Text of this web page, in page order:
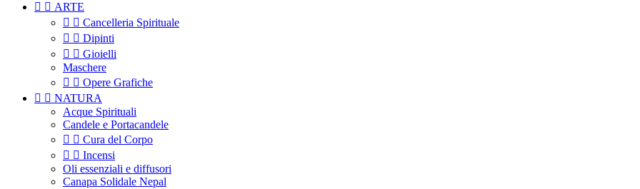
  ARTE
  Cancelleria Spirituale
  Dipinti
  Gioielli
Maschere
  Opere Grafiche
  NATURA
Acque Spirituali
Candele e Portacandele
  Cura del Corpo
  Incensi
Oli essenziali e diffusori
Canapa Solidale Nepal